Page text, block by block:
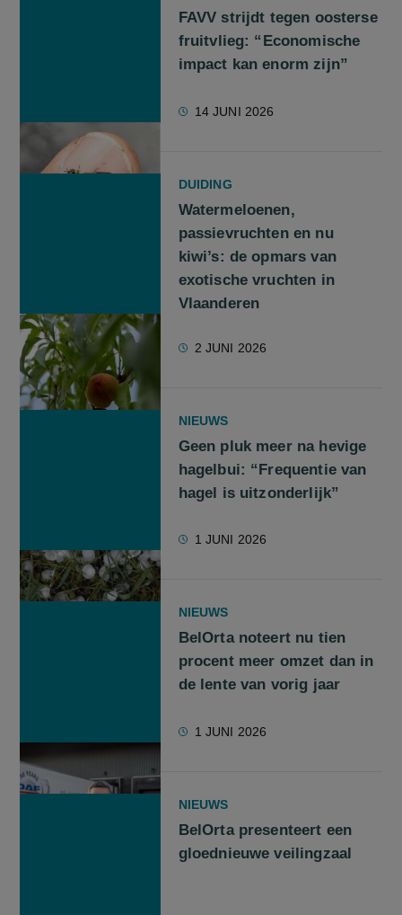
FAVV strijdt tegen oosterse
fruitvlieg: “Economische
impact kan enorm zijn”
14 JUNI 2026
DUIDING
Watermeloenen,
passievruchten en nu
kiwi’s: de opmars van
exotische vruchten in
Vlaanderen
2 JUNI 2026
NIEUWS
Geen pluk meer na hevige
hagelbui: “Frequentie van
hagel is uitzonderlijk”
1 JUNI 2026
NIEUWS
BelOrta noteert nu tien
procent meer omzet dan in
de lente van vorig jaar
1 JUNI 2026
NIEUWS
BelOrta presenteert een
gloednieuwe veilingzaal